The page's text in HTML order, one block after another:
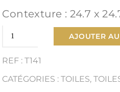
Contexture : 24.7 x
quantité
de
Toile
AJOUTER
REF : T141
CATÉGORIES :TOILES,